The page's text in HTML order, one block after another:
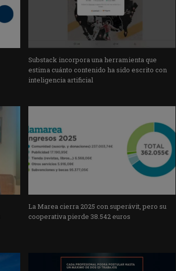
Substack incorpora una herramienta que
estima cuánto contenido ha sido escrito con
inteligencia artificial
La Marea cierra 2025 con superávit, pero su
cooperativa pierde 38.542 euros